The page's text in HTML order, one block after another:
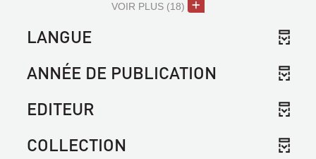
VOIR PLUS (18)
LANGUE
ANNÉE DE PUBLICATION
EDITEUR
COLLECTION